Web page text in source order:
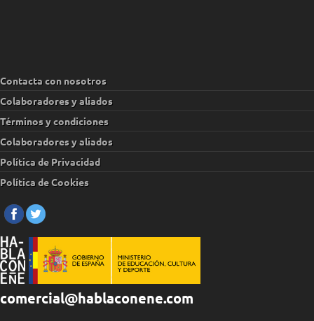
Contacta con nosotros
Colaboradores y aliados
Términos y condiciones
Colaboradores y aliados
Política de Privacidad
Política de Cookies
comercial@hablaconene.com